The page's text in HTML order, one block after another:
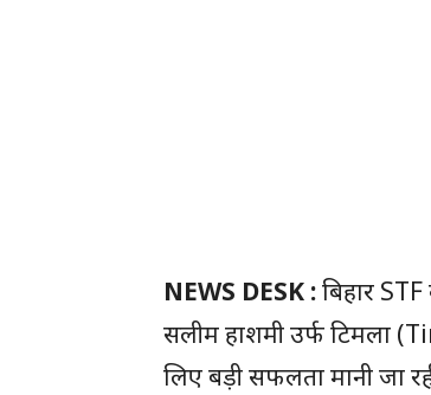
NEWS DESK :बिहार
सलीम हाशमी उर्फ टिमला
लिए बड़ी सफलता मानी जा